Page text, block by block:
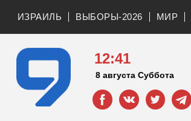
ИЗРАИЛЬ ВЫБОРЫ-2026 МИР
12:41
8 августа Суббота